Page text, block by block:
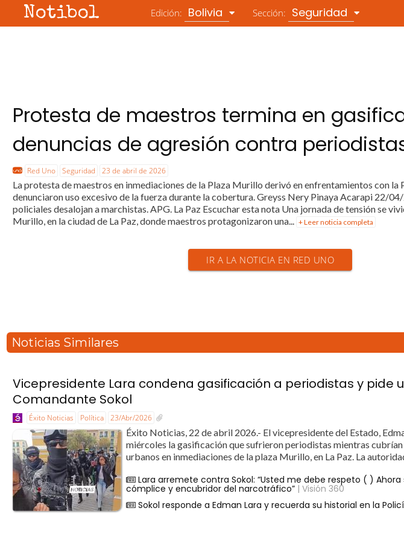
Notibol Edición: Bolivia Sección: Seguridad
Protesta de maestros termina en
denuncias de agresión contra
Red Uno Seguridad 23 de abril de 2026
La protesta de maestros en inmediaciones de la Plaza Murillo derivó en enfrentamientos con la
denunciaron uso excesivo de la fuerza durante la cobertura. Greyss Nery Pinaya Acarapi 22/
policiales desalojan a marchistas. APG. La Paz Escuchar esta nota Una jornada de tensión se
Murillo, en la ciudad de La Paz, donde maestros protagonizaron una... + Leer noticia completa
IR A LA NOTICIA EN RED UNO
Noticias Similares
Vicepresidente Lara condena gasificación a periodistas y pide
Comandante Sokol
Éxito Noticias Política 23/Abr/2026
Éxito Noticias, 22 de abril 2026.- El vicepresidente del Estado,
miércoles la gasificación que sufrieron periodistas mientras
urbanos en inmediaciones de la plaza Murillo, en La Paz. La
Lara arremete contra Sokol: “Usted me debe respeto ( )
cómplice y encubridor del narcotráfico” | Visión 360
Sokol responde a Edman Lara y recuerda su historial en la